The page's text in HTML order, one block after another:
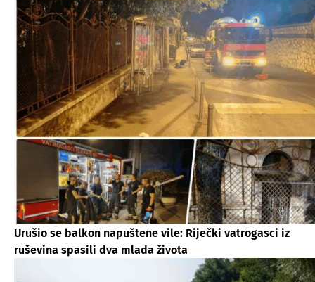
Urušio se balkon napuštene vile: Riječki vatrogasci iz
ruševina spasili dva mlada života